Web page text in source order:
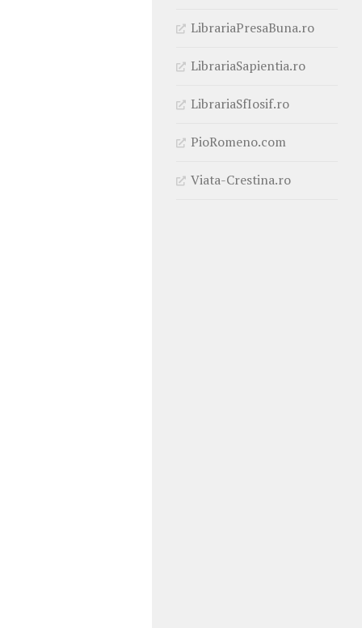
LibrariaPresaBuna.ro
LibrariaSapientia.ro
LibrariaSfIosif.ro
PioRomeno.com
Viata-Crestina.ro